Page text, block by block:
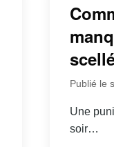
Publié le
Une
soir…